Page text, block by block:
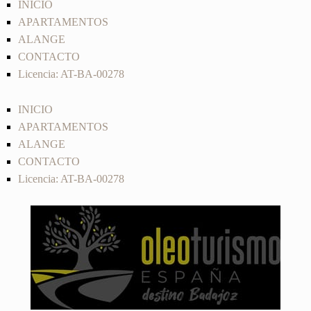
INICIO
APARTAMENTOS
ALANGE
CONTACTO
Licencia: AT-BA-00278
INICIO
APARTAMENTOS
ALANGE
CONTACTO
Licencia: AT-BA-00278